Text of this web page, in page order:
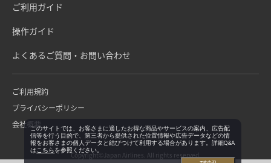
ご利用ガイド
操作ガイド
よくあるご質問・お問い合わせ
ご利用規約
プライバシーポリシー
会社概要
Copyright©Japan Airlines. All rights reserved.
このサイトでは、お客さまに適したお得な商品やサービスの案内、広告配
信等を行う目的で、第三者から提供された位置情報や広告データなどの情
報をお客さまの個人データと結びつけて利用する場合があります。詳細Q&A
は こちらを参照ください。